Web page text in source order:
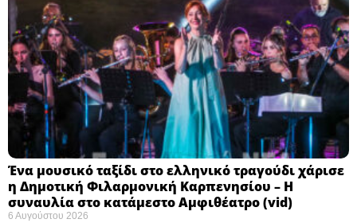
Ένα μουσικό ταξίδι στο ελληνικό τραγούδι χάρισε
η Δημοτική Φιλαρμονική Καρπενησίου – Η
συναυλία στο κατάμεστο Αμφιθέατρο (vid)
6 Αυγούστου 2026